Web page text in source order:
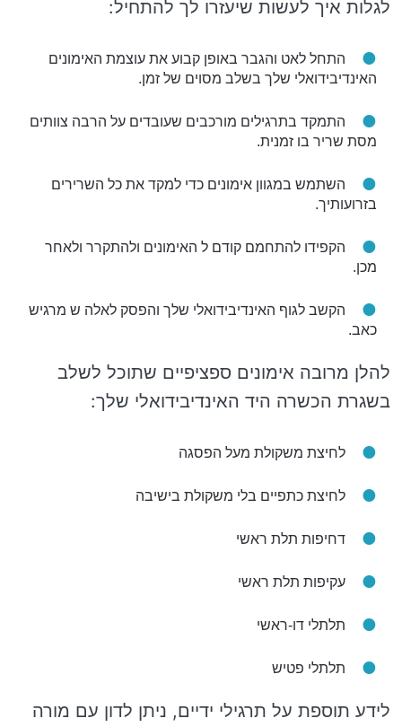
לגלות איך לעשות שיעזרו לך להתחיל:
התחל לאט והגבר באופן קבוע את עוצמת האימונים
האינדיבידואלי שלך בשלב מסוים של זמן.
התמקד בתרגילים מורכבים שעובדים על הרבה צוותים
מסת שריר בו זמנית.
השתמש במגוון אימונים כדי למקד את כל השרירים
בזרועותיך.
הקפידו להתחמם קודם ל האימונים ולהתקרר ולאחר
מכן.
הקשב לגוף האינדיבידואלי שלך והפסק לאלה ש מרגיש
כאב.
להלן מרובה אימונים ספציפיים שתוכל לשלב
בשגרת הכשרה היד האינדיבידואלי שלך:
לחיצת משקולת מעל הפסגה
לחיצת כתפיים בלי משקולת בישיבה
דחיפות תלת ראשי
עקיפות תלת ראשי
תלתלי דו-ראשי
תלתלי פטיש
לידע תוספת על תרגילי ידיים, ניתן לדון עם מורה